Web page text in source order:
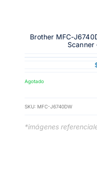
Brother MFC-
Scanner
Agotado
SKU: MFC-J6740DW
*imágenes